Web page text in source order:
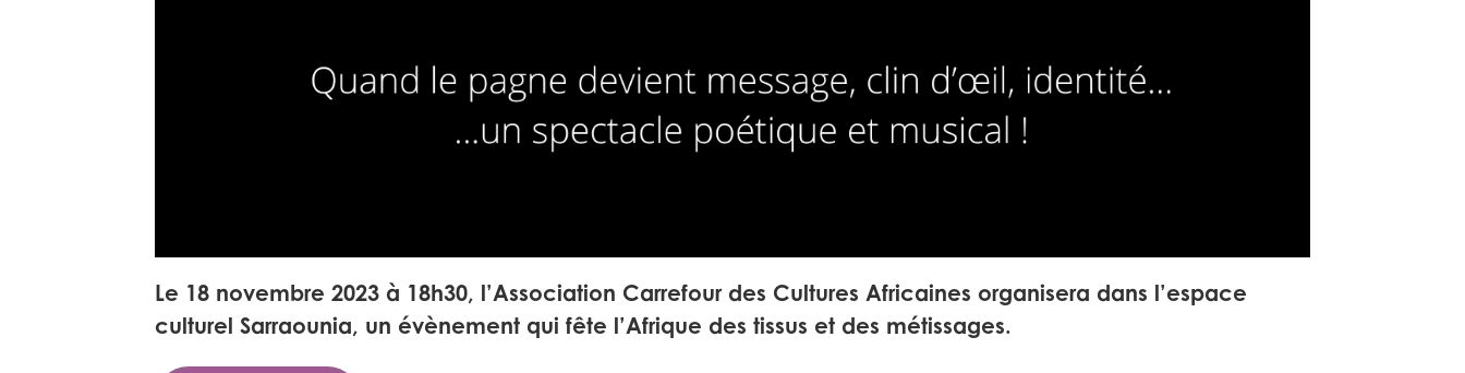
Le 18 novembre 2023 à 18h30, l’Association Carrefour des Cultures Africaines organisera dans l’espace
culturel Sarraounia, un évènement qui fête l’Afrique des tissus et des métissages.